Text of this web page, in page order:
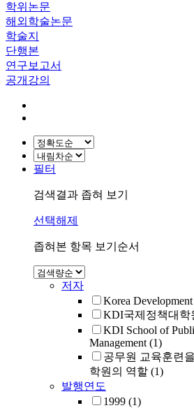
학위논문
해외학술논문
학술지
단행본
연구보고서
공개강의
필터
검색결과 좁혀 보기
선택해제
좁혀본 항목 보기순서
저자
Korea
KDI국제정책대학
KDI School of
Management (1)
공무원 교육훈련
학원의 역할 (1)
발행연도
1999 (1)